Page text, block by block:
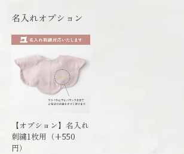
名入れオプション
【オプション】名入れ
刺繍1枚用（+550
円）